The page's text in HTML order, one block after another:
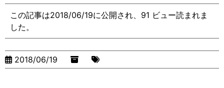
この記事は2018/06/19に公開され、91 ビュー読まれま
した。
2018/06/19